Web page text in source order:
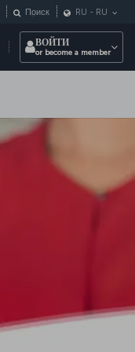
Поиск RU - RU
ВОЙТИ
or become a member